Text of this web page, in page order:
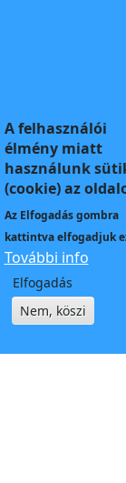
A felhasználói
élmény miatt
használunk
(cookie) az
Az Elfogadásgombra
kattintva elfogadjuk
További info
Elfogadás
Nem, köszi